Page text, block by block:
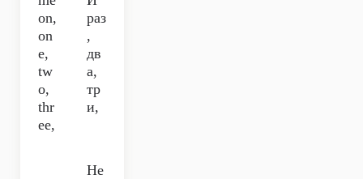
on,
on
e,
tw
o,
thr
ee,
раз
,
дв
а,
тр
и,
Не